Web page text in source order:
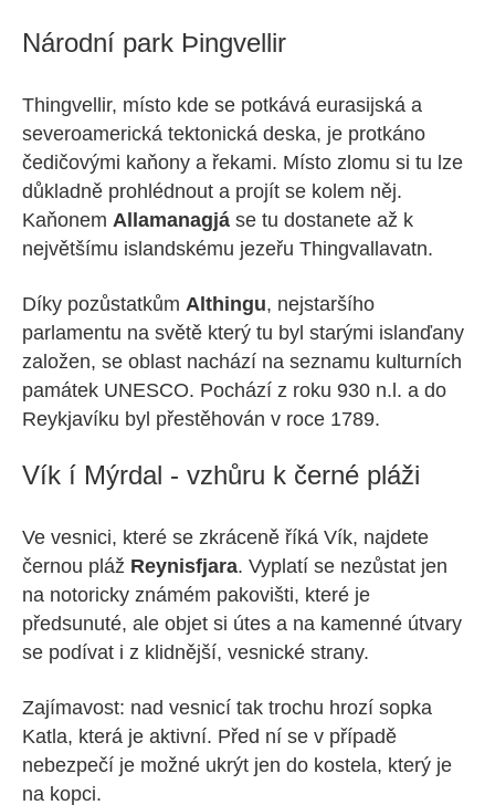
Národní park Þingvellir
Thingvellir, místo kde se potkává eurasijská a
severoamerická tektonická deska, je protkáno
čedičovými kaňony a řekami. Místo zlomu si tu lze
důkladně prohlédnout a projít se kolem něj.
Kaňonem Allamanagjá se tu dostanete až k
největšímu islandskému jezeřu Thingvallavatn.
Díky pozůstatkům Althingu, nejstaršího
parlamentu na světě který tu byl starými islanďany
založen, se oblast nachází na seznamu kulturních
památek UNESCO. Pochází z roku 930 n.l. a do
Reykjavíku byl přestěhován v roce 1789.
Vík í Mýrdal - vzhůru k černé pláži
Ve vesnici, které se zkráceně říká Vík, najdete
černou pláž Reynisfjara. Vyplatí se nezůstat jen
na notoricky známém pakovišti, které je
předsunuté, ale objet si útes a na kamenné útvary
se podívat i z klidnější, vesnické strany.
Zajímavost: nad vesnicí tak trochu hrozí sopka
Katla, která je aktivní. Před ní se v případě
nebezpečí je možné ukrýt jen do kostela, který je
na kopci.